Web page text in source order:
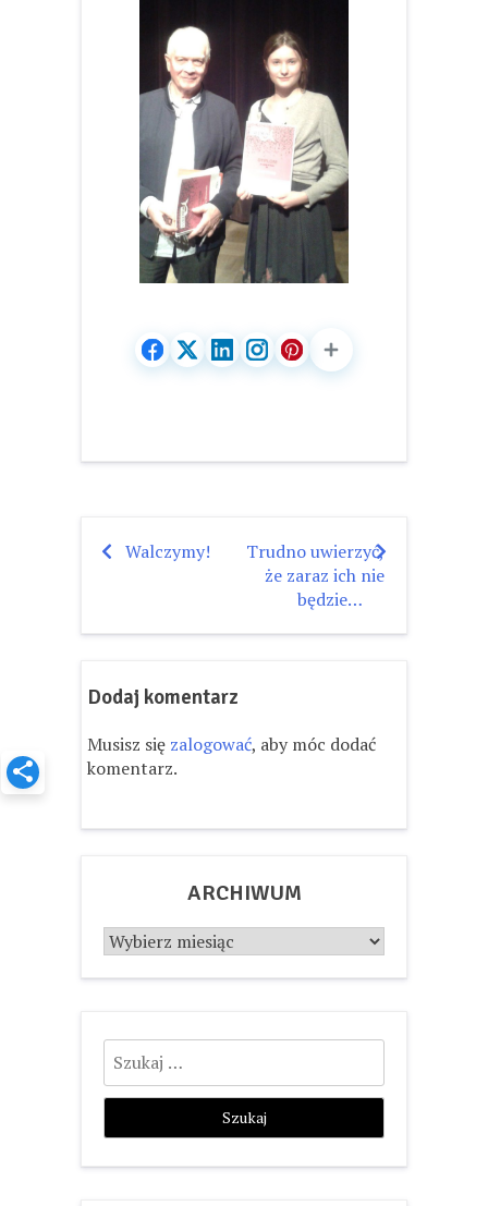
Nawigacja
Walczymy!
Trudno uwierzyć,
że zaraz ich nie
będzie…
Dodaj komentarz
Musisz się zalogować, aby móc dodać
komentarz.
ARCHIWUM
Archiwum
Szukaj: